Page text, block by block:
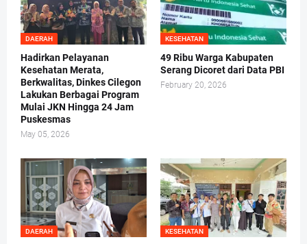
DAERAH
Hadirkan Pelayanan
Kesehatan Merata,
Berkwalitas, Dinkes Cilegon
Lakukan Berbagai Program
Mulai JKN Hingga 24 Jam
Puskesmas
May 05, 2026
KESEHATAN
49 Ribu Warga Kabupaten
Serang Dicoret dari Data PBI
February 20, 2026
DAERAH KESEHATAN